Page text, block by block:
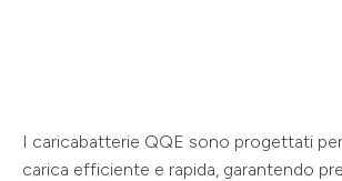
I caricabatterie QQE sono progettati
carica efficiente e rapida, garantendo